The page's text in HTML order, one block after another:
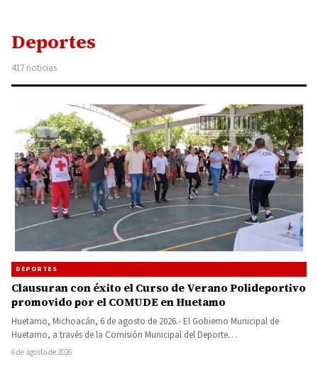
Deportes
417 noticias
DEPORTES
Clausuran con éxito el Curso de Verano Polideportivo
promovido por el COMUDE en Huetamo
Huetamo, Michoacán, 6 de agosto de 2026.- El Gobierno Municipal de
Huetamo, a través de la Comisión Municipal del Deporte…
6 de agosto de 2026